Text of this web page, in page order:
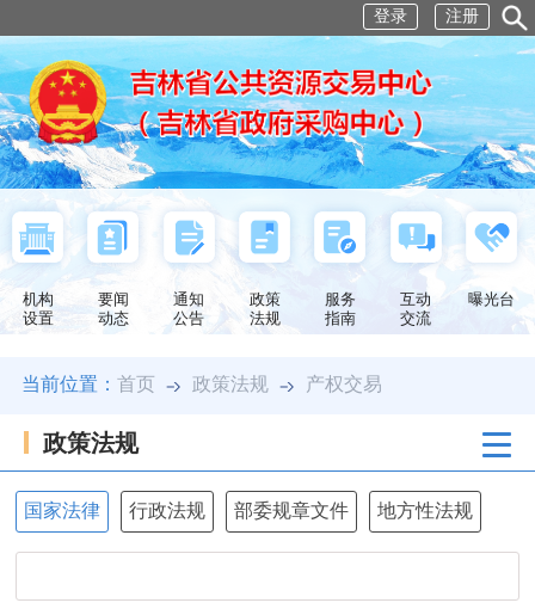
登录 注册
机构
设置
要闻
动态
通知
公告
政策
法规
服务
指南
互动
交流
曝光台
当前位置：首页 政策法规 产权交易
政策法规
国家法律 行政法规 部委规章文件 地方性法规